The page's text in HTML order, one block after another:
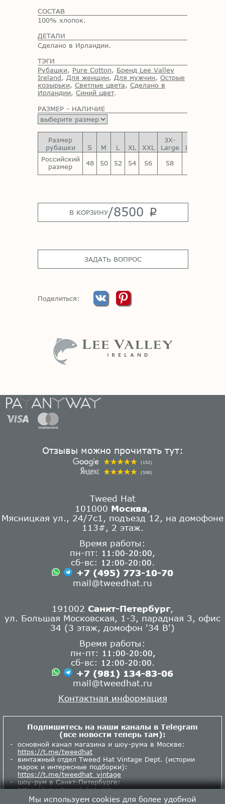
СОСТАВ
100% хлопок.
ДЕТАЛИ
Сделано в Ирландии.
ТЭГИ
Рубашки, Pure Cotton, Бренд Lee Valley
Ireland, Для женщин, Для мужчин, Острые
козырьки, Светлые цвета, Сделано в
Ирландии, Синий цвет.
РАЗМЕР - НАЛИЧИЕ
Размер
рубашки
S M L XL XXL
3X-
Large
Large
Российский
размер
48 50 52 54 56 58
В КОРЗИНУ/8500 p
ЗАДАТЬ ВОПРОС
Поделиться:
Отзывы можно прочитать тут:
(152)
(508)
Tweed Hat
101000 Москва
Мясницкая ул., 24/7с1, подъезд 12, на домофоне
113#, 2 этаж.
Время работы:
пн-пт:
11:00-20:00
сб-вс:
12:00-20:00
+7 (495) 773-10-70
mail@tweedhat.ru
191002 Санкт-Петербург
ул. Большая Московская, 1-3, парадная 3, офис
34 (3 этаж, домофон '34 В')
Время работы:
пн-пт:
11:00-20:00,
сб-вс: 12:00-20:00
+7 (981) 134-83-06
mail@tweedhat.ru
Контактная информация
Подпишитесь на наши каналы в Telegram
(все новости теперь там):
основной канал магазина и шоу-рума в Москве:
https://t.me/tweedhat
винтажный отдел Tweed Hat Vintage Dept. (истории
марок и интересные подборки):
https://t.me/tweedhat_vintage
шоу-рум в Санкт-Петербурге:
https://t.me/tweed_hat_spb
Мы используем cookies для более удобной